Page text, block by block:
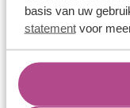
basis van uw
statementvoor
Certificaten
Blogs
Jouw voordelen
Conflictvrije